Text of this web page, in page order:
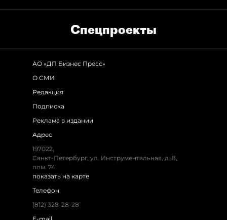
Спец­проекты
АО «ДП Бизнес Пресс»
О СМИ
Редакция
Подписка
Реклама в издании
Адрес
197022,
Санкт-Петербург, ул. Инструментальная, д. 8,
пом. 74.
показать на карте
Телефон
(812) 328-28-28